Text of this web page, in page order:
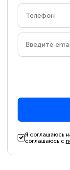
Я соглашаюсь
соглашаюсь с